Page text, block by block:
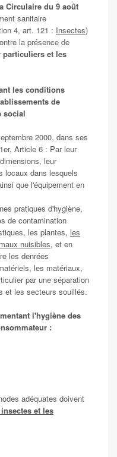
Circulaire du 9 août
sanitaire
4, art. 121 : Insectes)
la présence de
particuliers et les
les conditions
de
social
2000, dans ses
Article 6 : Par leur
leur
locaux dans lesquels
que l'équipement en
pratiques d'hygiène,
de contamination
les plantes, les
nuisibles, et en
les denrées
les matériaux,
par une séparation
et les secteurs souillés.
l'hygiène des
:
adéquates doivent
et les